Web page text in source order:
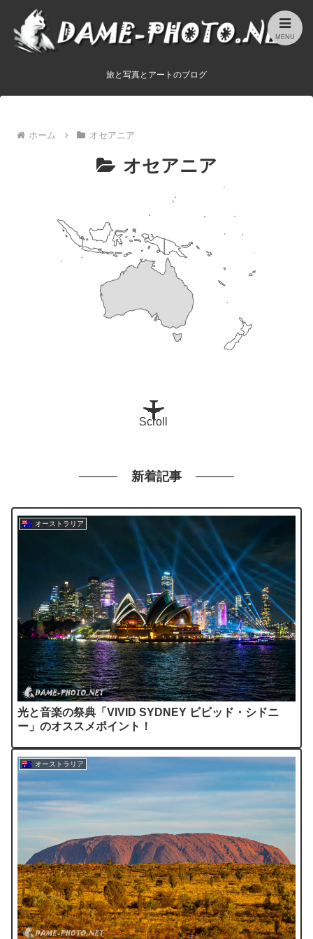
旅と写真とアートのブログ
ホーム オセアニア
オセアニア
Scroll
新着記事
オーストラリア
光と音楽の祭典「VIVID SYDNEY ビビッド・シドニ
ー」のオススメポイント！
オーストラリア
MENU